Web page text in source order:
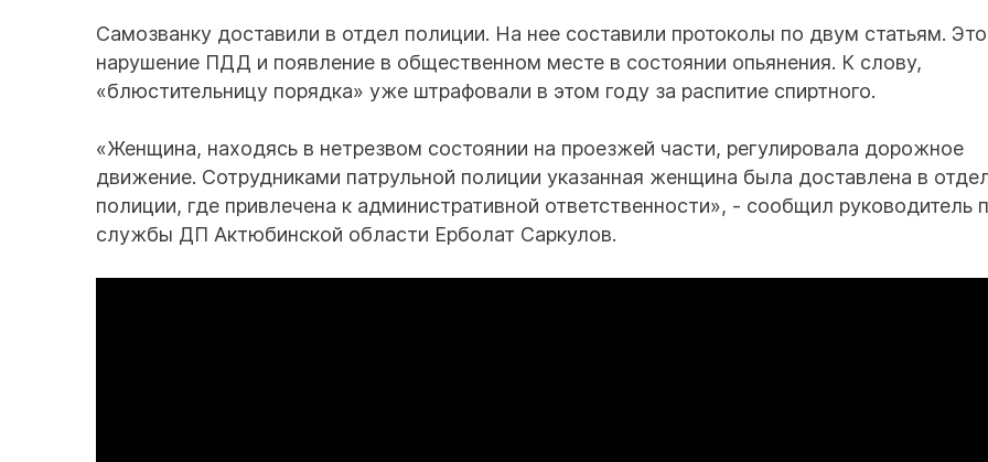
Самозванку доставили в отдел полиции. На нее составили протоколы по двум статьям. Это
нарушение ПДД и появление в общественном месте в состоянии опьянения. К слову,
«блюстительницу порядка» уже штрафовали в этом году за распитие спиртного.
«Женщина, находясь в нетрезвом состоянии на проезжей части, регулировала дорожное
движение. Сотрудниками патрульной полиции указанная женщина была доставлена в
полиции, где привлечена к административной ответственности», - сообщил руководитель
службы ДП Актюбинской области Ерболат Саркулов.